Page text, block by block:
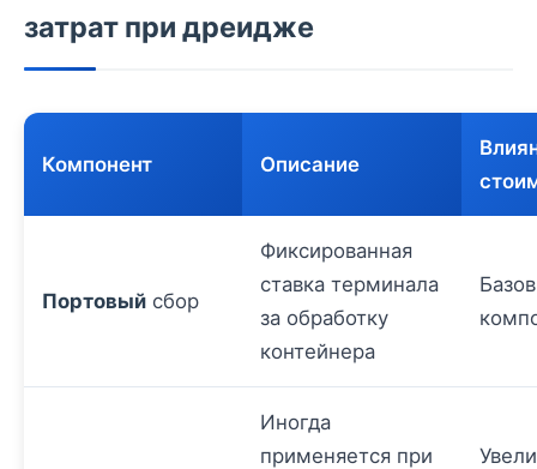
затрат при дреидже
Компонент Описание
Портовый сбор
Фиксированная
ставка терминала
за обработку
контейнера
Иногда
применяется при